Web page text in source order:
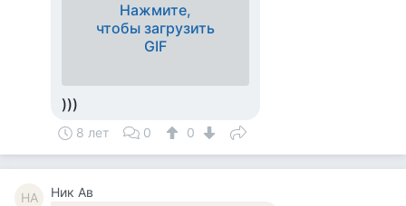
Нажмите,
чтобы загрузить
GIF
)))
8 лет 0 0
НА Ник Ав